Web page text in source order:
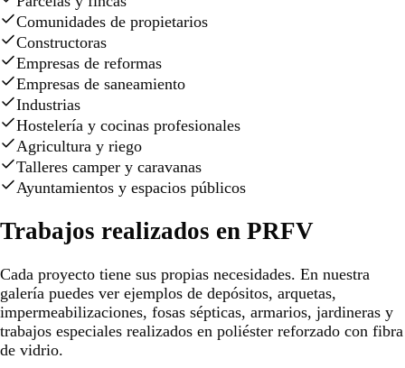
Comunidades de propietarios
Constructoras
Empresas de reformas
Empresas de saneamiento
Industrias
Hostelería y cocinas profesionales
Agricultura y riego
Talleres camper y caravanas
Ayuntamientos y espacios públicos
Trabajos realizados en PRFV
Cada proyecto tiene sus propias necesidades. En nuestra
galería puedes ver ejemplos de depósitos, arquetas,
impermeabilizaciones, fosas sépticas, armarios, jardineras y
trabajos especiales realizados en poliéster reforzado con fibra
de vidrio.